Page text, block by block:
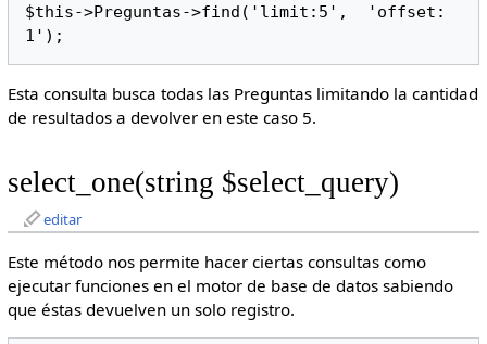
$this->Preguntas->find('limit:5',  'offset:
1');
Esta consulta busca todas las Preguntas limitando la cantidad
de resultados a devolver en este caso 5.
select_one(string $select_query)
editar
Este método nos permite hacer ciertas consultas como
ejecutar funciones en el motor de base de datos sabiendo
que éstas devuelven un solo registro.